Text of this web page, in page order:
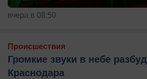
вчера в 08:50
Происшествия
Громкие звуки в небе
Краснодара